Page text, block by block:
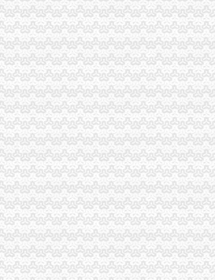
烟净化器厂家告别油烟滚滚优惠价格
商注册_武清区代办营业执照
注册代理|郑州高新区营业执照代办|郑州
建设项目招标公告_工程招标_文章_重
庆市渝中区财务/审计/统计人才网_大坪找
是在找重庆渝北营业执照代办_重庆渝北
_个体户_进出口权申请_营业执照办理
和信用信息公开共享专栏
办可靠,浩业可靠的代办公司-优变商
有限公司-必途企业库